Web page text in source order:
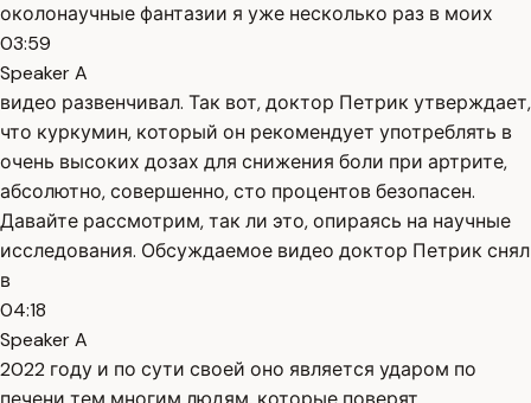
околонаучные фантазии я уже несколько раз в моих
03:59
Speaker A
видео развенчивал. Так вот, доктор Петрик утверждает,
что куркумин, который он рекомендует употреблять в
очень высоких дозах для снижения боли при артрите,
абсолютно, совершенно, сто процентов безопасен.
Давайте рассмотрим, так ли это, опираясь на научные
исследования. Обсуждаемое видео доктор Петрик снял
в
04:18
Speaker A
2022 году и по сути своей оно является ударом по